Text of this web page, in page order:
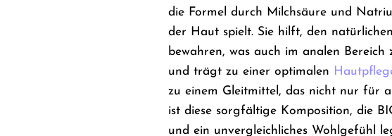
die Formel durch Milchsäure und
der Haut spielt. Sie hilft, den
bewahren, was auch im analen
und trägt zu einer optimalen
zu einem Gleitmittel, das nicht nur für
ist diese sorgfältige Komposition, die
und ein unvergleichliches Wohlgefühl